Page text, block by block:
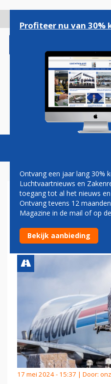
gaan
Magazine
MINISTER
VRACHTPOOL
IS JURIDISCH
17 mei 2024 - 15:37 | Door:
Profiteer nu van 30%
Ontvang een jaar lang 30%
Luchtvaartnieuws en
toegang tot al het nieuws
Ontvang tevens 12
Magazine in de mail of op
Bekijk aanbieding